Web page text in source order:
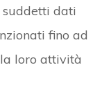
dati
fino ad
loro attività